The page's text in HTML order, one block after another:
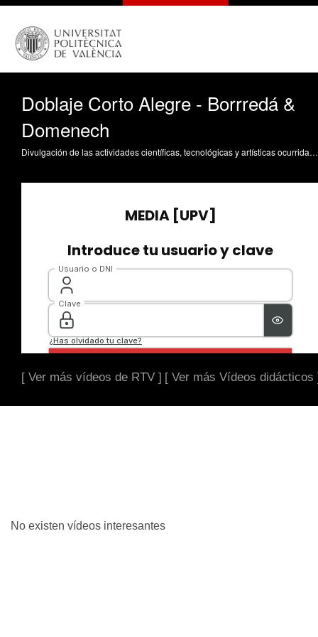
Doblaje Corto Alegre - Borrredá &
Domenech
Divulgación de las actividades científicas, tecnológicas y artísticas ocurridas en los tres campus de la UPV
[ Ver más vídeos de RTV ] [ Ver más Vídeos didácticos
No existen vídeos interesantes